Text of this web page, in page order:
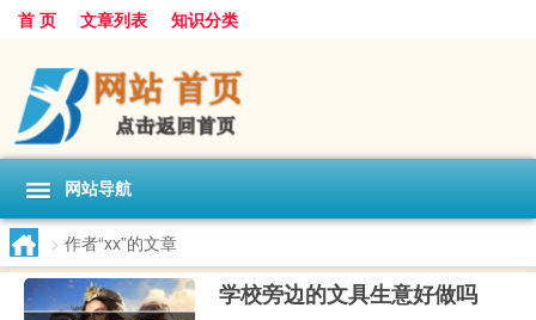
首 页 文章列表 知识分类
网站导航
> 作者“xx”的文章
学校旁边的文具生意好做吗